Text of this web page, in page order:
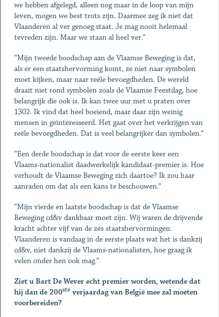
we hebben afgelegd, alleen nog maar in de loop van mijn
leven, mogen we best trots zijn. Daarmee zeg ik niet dat
Vlaanderen al ver genoeg staat. Je mag nooit helemaal
tevreden zijn. Maar we staan al heel ver.”
“Mijn tweede boodschap aan de Vlaamse Beweging is dat,
als er een staatshervorming komt, ze niet naar symbolen
moet kijken, maar naar reële bevoegdheden. De wereld
draait niet rond symbolen zoals de Vlaamse Feestdag, hoe
belangrijk die ook is. Ik kan twee uur met u praten over
1302. Ik vind dat heel boeiend, maar daar zijn weinig
mensen in geïnteresseerd. Het gaat over het verkrijgen van
reële bevoegdheden. Dat is veel belangrijker dan symbolen.”
“Een derde boodschap is dat voor de eerste keer een
Vlaams-nationalist daadwerkelijk kandidaat-premier is. Hoe
verhoudt de Vlaamse Beweging zich daartoe? Ik zou haar
aanraden om dat als een kans te beschouwen.”
“Mijn vierde en laatste boodschap is dat de Vlaamse
Beweging cd&v dankbaar moet zijn. Wij waren de drijvende
kracht achter vijf van de zes staatshervormingen.
Vlaanderen is vandaag in de eerste plaats wat het is dankzij
cd&v, niet dankzij de Vlaams-nationalisten, hoe graag ik
velen onder hen ook mag.”
Ziet u Bart De Wever echt premier worden, wetende dat
hij dan de 200ste verjaardag van België mee zal moeten
voorbereiden?